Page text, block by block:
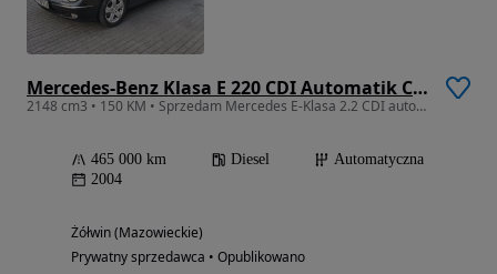
Mercedes-Benz Klasa E 220 CDI Automatik Classic
2148 cm3 • 150 KM • Sprzedam Mercedes E-Klasa 2.2 CDI automat super stan
465 000 km Diesel
Automatyczna
2004
Żółwin (Mazowieckie)
Prywatny sprzedawca • Opublikowano